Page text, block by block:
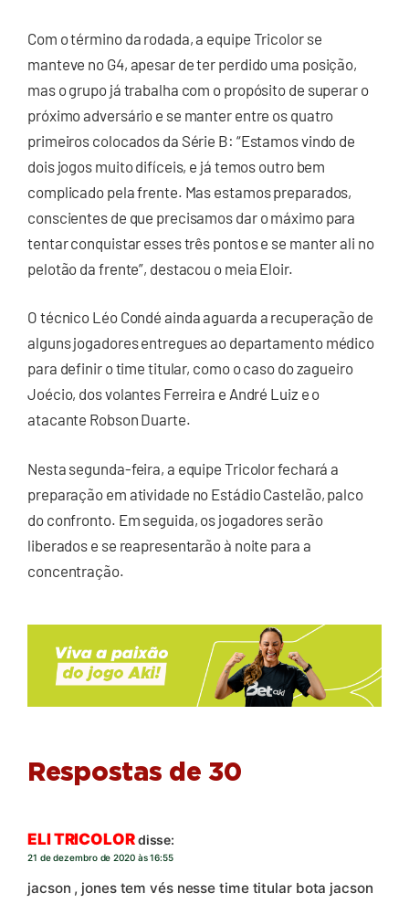
Com o término da rodada, a equipe Tricolor se
manteve no G4, apesar de ter perdido uma posição,
mas o grupo já trabalha com o propósito de superar o
próximo adversário e se manter entre os quatro
primeiros colocados da Série B: “Estamos vindo de
dois jogos muito difíceis, e já temos outro bem
complicado pela frente. Mas estamos preparados,
conscientes de que precisamos dar o máximo para
tentar conquistar esses três pontos e se manter ali no
pelotão da frente”, destacou o meia Eloir.
O técnico Léo Condé ainda aguarda a recuperação de
alguns jogadores entregues ao departamento médico
para definir o time titular, como o caso do zagueiro
Joécio, dos volantes Ferreira e André Luiz e o
atacante Robson Duarte.
Nesta segunda-feira, a equipe Tricolor fechará a
preparação em atividade no Estádio Castelão, palco
do confronto. Em seguida, os jogadores serão
liberados e se reapresentarão à noite para a
concentração.
Respostas de 30
ELI TRICOLORdisse:
21 de dezembro de 2020 às 16:55
jacson , jones tem vés nesse time titular bota jacson